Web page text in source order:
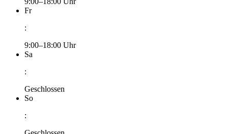
Fr
:
9:00–18:00 Uhr
Sa
:
Geschlossen
So
: